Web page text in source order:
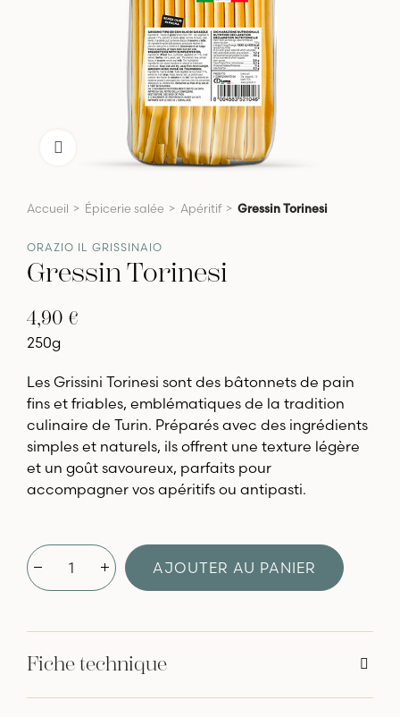
Click to enlarge
Accueil Épicerie salée Apéritif Gressin Torinesi
ORAZIO IL GRISSINAIO
Gressin Torinesi
4,90 €
250g
Les Grissini Torinesi sont des bâtonnets de pain
fins et friables, emblématiques de la tradition
culinaire de Turin. Préparés avec des ingrédients
simples et naturels, ils offrent une texture légère
et un goût savoureux, parfaits pour
accompagner vos apéritifs ou antipasti.
AJOUTER AU PANIER
Fiche technique